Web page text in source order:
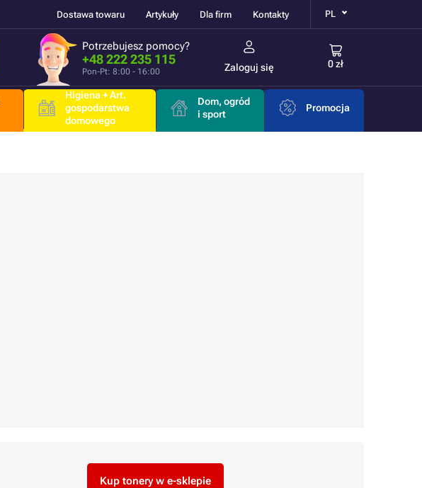
Dostawa towaru Artykuły Dla firm Kontakty PL
Potrzebujesz pomocy?
+48 222 235 115
Pon-Pt: 8:00 - 16:00 Zaloguj się 0 zł
Higiena + Art.
gospodarstwa
domowego
Dom, ogród
i sport
Promocja
Kup tonery w e-sklepie